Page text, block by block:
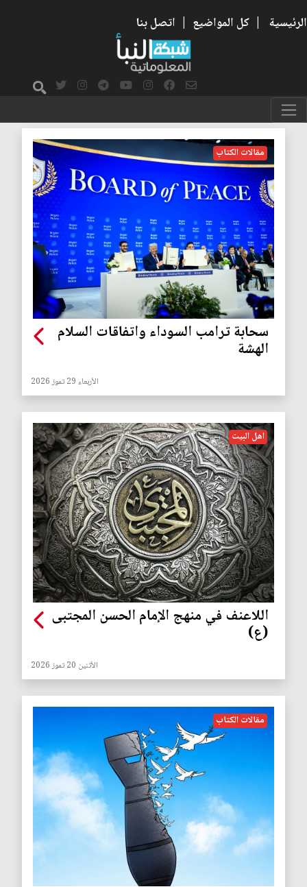
الرئيسية | كل المواضيع | اتصل بنا
السلام
مقالات الكتاب
سحابة ترامب السوداء واتفاقات السلام
الهشة
الأربعاء 29 تموز 2026
اهل البيت
اللاعنف في منهج الإمام الحسن المجتبى
(ع)
الأثنين 20 تموز 2026
مقالات الكتاب